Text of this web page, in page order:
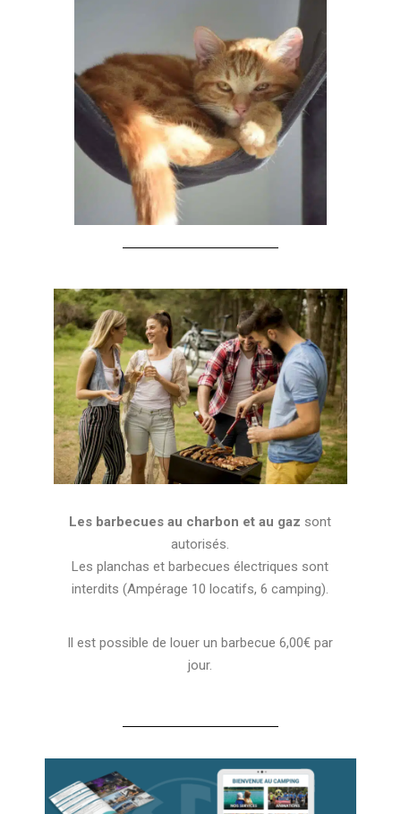
Les barbecues au charbon et au gaz sont
autorisés.
Les planchas et barbecues électriques sont
interdits (Ampérage 10 locatifs, 6 camping).
Il est possible de louer un barbecue 6,00€ par
jour.